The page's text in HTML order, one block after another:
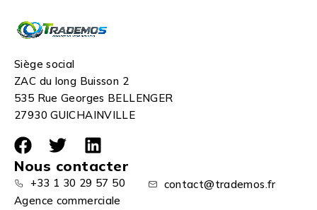
Siège social
ZAC du long Buisson 2
535 Rue Georges BELLENGER
27930 GUICHAINVILLE
Nous contacter
+33 1 30 29 57 50
contact@trademos.fr
Agence commerciale